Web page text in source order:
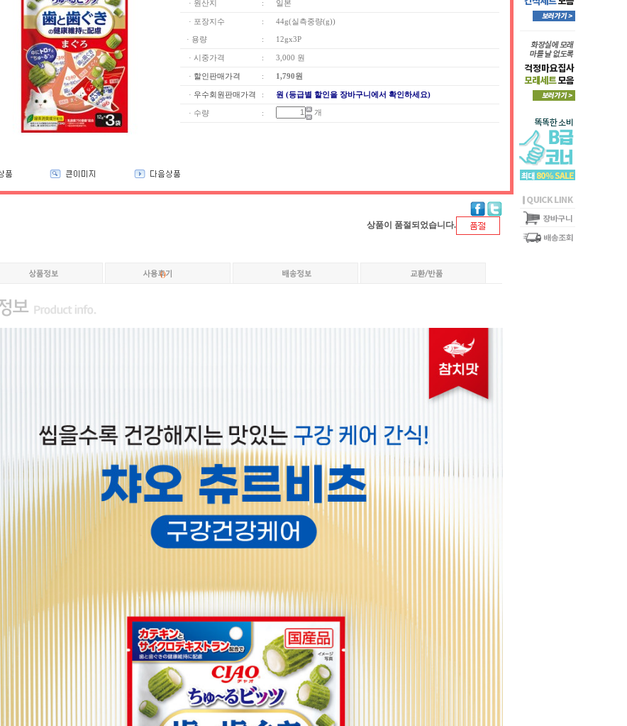
· 원산지 : 일본
· 포장지수 : 44g(실측중량(g))
· 용량 : 12gx3P
· 시중가격 : 3,000 원
· 할인판매가격 : 1,790원
· 우수회원판매가격 : 원 (등급별 할인을 장바구니에서 확인하세요)
· 수량 : 개
상품이 품절되었습니다.
()